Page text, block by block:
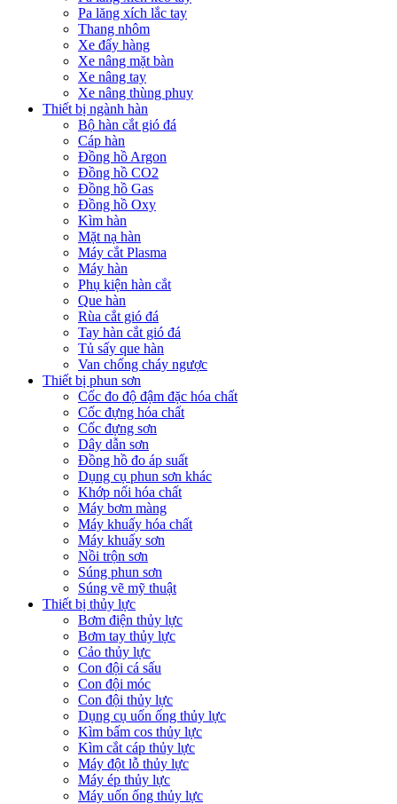
Pa lăng xích lắc tay
Thang nhôm
Xe đẩy hàng
Xe nâng mặt bàn
Xe nâng tay
Xe nâng thùng phuy
Thiết bị ngành hàn
Bộ hàn cắt gió đá
Cáp hàn
Đồng hồ Argon
Đồng hồ CO2
Đồng hồ Gas
Đồng hồ Oxy
Kìm hàn
Mặt nạ hàn
Máy cắt Plasma
Máy hàn
Phụ kiện hàn cắt
Que hàn
Rùa cắt gió đá
Tay hàn cắt gió đá
Tủ sấy que hàn
Van chống cháy ngược
Thiết bị phun sơn
Cốc đo độ đậm đặc hóa chất
Cốc đựng hóa chất
Cốc đựng sơn
Dây dẫn sơn
Đồng hồ đo áp suất
Dụng cụ phun sơn khác
Khớp nối hóa chất
Máy bơm màng
Máy khuấy hóa chất
Máy khuấy sơn
Nồi trộn sơn
Súng phun sơn
Súng vẽ mỹ thuật
Thiết bị thủy lực
Bơm điện thủy lực
Bơm tay thủy lực
Cảo thủy lực
Con đội cá sấu
Con đội móc
Con đội thủy lực
Dụng cụ uốn ống thủy lực
Kìm bấm cos thủy lực
Kìm cắt cáp thủy lực
Máy đột lỗ thủy lực
Máy ép thủy lực
Máy uốn ống thủy lực